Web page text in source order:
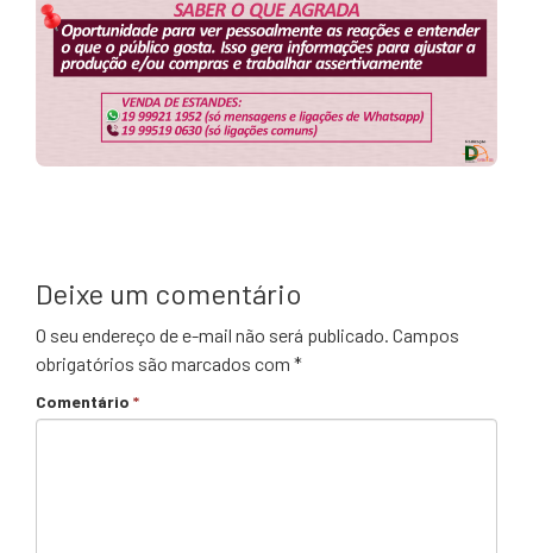
Deixe um comentário
O seu endereço de e-mail não será publicado. Campos
obrigatórios são marcados com *
Comentário *